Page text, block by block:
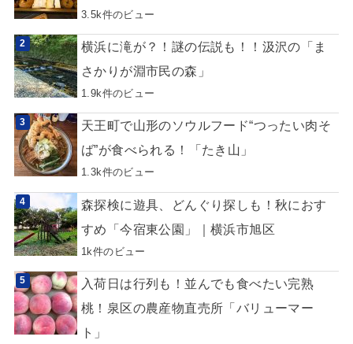
3.5k件のビュー
横浜に滝が？！謎の伝説も！！汲沢の「ま
さかりが淵市民の森」
1.9k件のビュー
天王町で山形のソウルフード“つったい肉そ
ば”が食べられる！「たき山」
1.3k件のビュー
森探検に遊具、どんぐり探しも！秋におす
すめ「今宿東公園」｜横浜市旭区
1k件のビュー
入荷日は行列も！並んでも食べたい完熟
桃！泉区の農産物直売所「バリューマー
ト」